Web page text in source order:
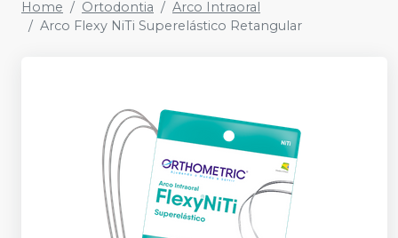
Home Ortodontia
Arco Intraoral
Arco Flexy NiTi Superelástico Retangular